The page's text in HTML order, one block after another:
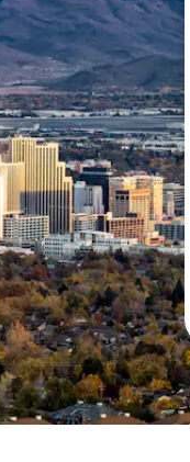
או לעיין בעזרת תנועות